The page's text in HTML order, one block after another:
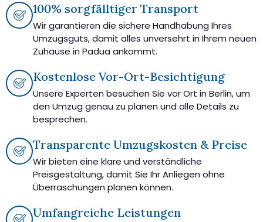
100% sorgfälltiger Transport
Wir garantieren die sichere Handhabung Ihres
Umzugsguts, damit alles unversehrt in Ihrem neuen
Zuhause in Padua ankommt.
Kostenlose Vor-Ort-Besichtigung
Unsere Experten besuchen Sie vor Ort in Berlin, um
den Umzug genau zu planen und alle Details zu
besprechen.
Transparente Umzugskosten & Preise
Wir bieten eine klare und verständliche
Preisgestaltung, damit Sie Ihr Anliegen ohne
Überraschungen planen können.
Umfangreiche Leistungen